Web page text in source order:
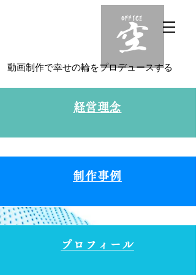
動画制作で幸せの輪をプロデュースする
​経営理念
制作事例
プロフィール